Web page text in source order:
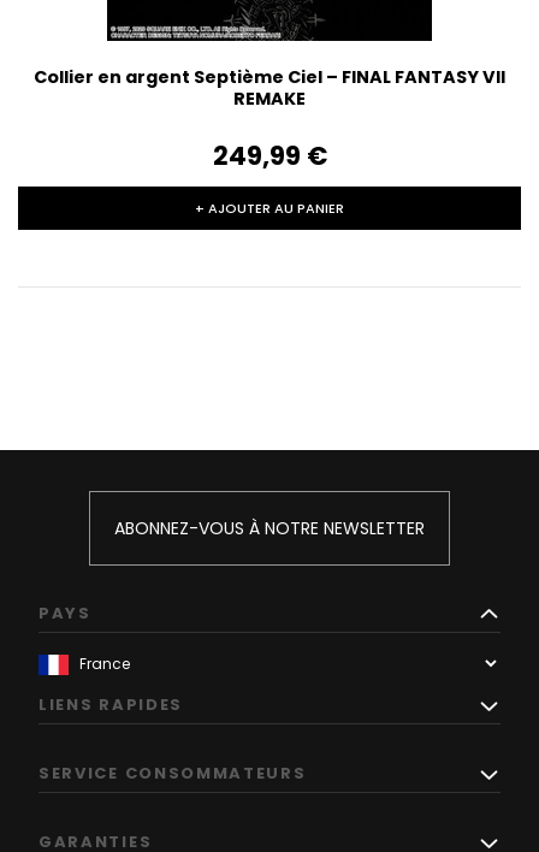
Collier en argent Septième Ciel – FINAL FANTASY VII
REMAKE
249,99‎ ‎€
+ AJOUTER AU PANIER
ABONNEZ-VOUS À NOTRE NEWSLETTER
PAYS
LIENS RAPIDES
SERVICE CONSOMMATEURS
GARANTIES